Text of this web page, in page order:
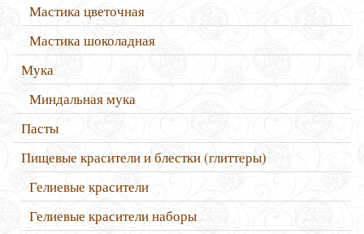
Мастика цветочная
Мастика шоколадная
Мука
Миндальная мука
Пасты
Пищевые красители и блестки (глиттеры)
Гелиевые красители
Гелиевые красители наборы